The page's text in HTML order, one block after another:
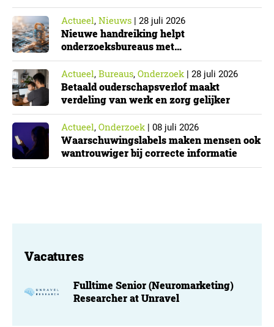
Actueel, Nieuws | 28 juli 2026
Nieuwe handreiking helpt
onderzoeksbureaus met
Cyberbeveiligingswet
Actueel, Bureaus, Onderzoek| 28 juli 2026
Betaald ouderschapsverlof maakt
verdeling van werk en zorg gelijker
Actueel, Onderzoek| 08 juli 2026
Waarschuwingslabels maken mensen ook
wantrouwiger bij correcte informatie
Vacatures
Fulltime Senior (Neuromarketing)
Researcher at Unravel